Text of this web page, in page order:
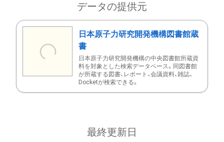
データの提供元
日本原子力研究開発機構図書館蔵
書
日本原子力研究開発機構の中央図書館所蔵資
料を対象とした検索データベース。同図書館
が所蔵する図書、レポート、会議資料、雑誌、
Docketが検索できる。
最終更新日